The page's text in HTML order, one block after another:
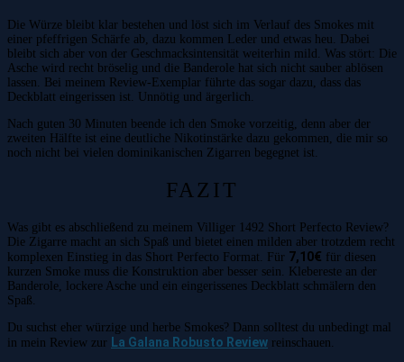
Die Würze bleibt klar bestehen und löst sich im Verlauf des Smokes mit
einer pfeffrigen Schärfe ab, dazu kommen Leder und etwas heu. Dabei
bleibt sich aber von der Geschmacksintensität weiterhin mild. Was stört: Die
Asche wird recht bröselig und die Banderole hat sich nicht sauber ablösen
lassen. Bei meinem Review-Exemplar führte das sogar dazu, dass das
Deckblatt eingerissen ist. Unnötig und ärgerlich.
Nach guten 30 Minuten beende ich den Smoke vorzeitig, denn aber der
zweiten Hälfte ist eine deutliche Nikotinstärke dazu gekommen, die mir so
noch nicht bei vielen dominikanischen Zigarren begegnet ist.
FAZIT
Was gibt es abschließend zu meinem Villiger 1492 Short Perfecto Review?
Die Zigarre macht an sich Spaß und bietet einen milden aber trotzdem recht
komplexen Einstieg in das Short Perfecto Format. Für 7,10€ für diesen
kurzen Smoke muss die Konstruktion aber besser sein. Klebereste an der
Banderole, lockere Asche und ein eingerissenes Deckblatt schmälern den
Spaß.
Du suchst eher würzige und herbe Smokes? Dann solltest du unbedingt mal
in mein Review zur La Galana Robusto Review reinschauen.